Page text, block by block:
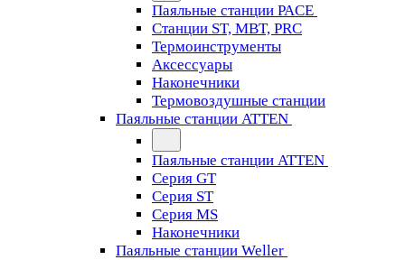
Паяльные станции PACE
Станции ST, MBT, PRC
Термоинструменты
Аксессуары
Наконечники
Термовоздушные станции
Паяльные станции ATTEN
Паяльные станции ATTEN
Серия GT
Серия ST
Серия MS
Наконечники
Паяльные станции Weller